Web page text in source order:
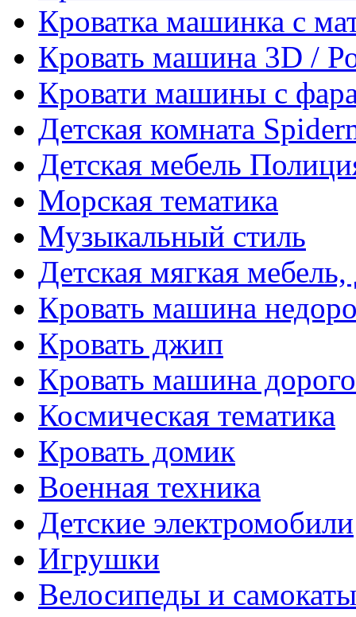
Кроватка машинка с
Кровать машина 3D /
Кровати машины с
Детская комната
Детская мебель
Морская тематика
Музыкальный стиль
Детская мягкая
Кровать машина
Кровать джип
Кровать машина дорого
Космическая тематика
Кровать домик
Военная техника
Детские электромобили
Игрушки
Велосипеды и самокаты